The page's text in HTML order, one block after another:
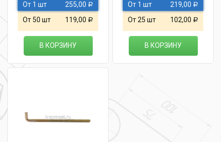
От 1 шт 255,00 Р
От 50 шт 119,00 Р
В КОРЗИНУ
От 1 шт 219,00 Р
От 25 шт 102,00 Р
В КОРЗИНУ